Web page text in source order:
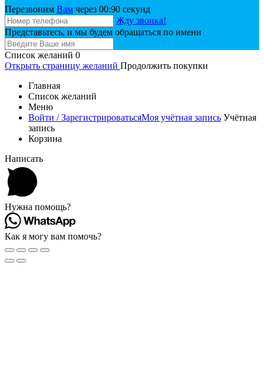
Перезвоним Вам через 00:90 секунд
Жду звонка!
Представьтесь, и мы будем обращаться по имени
Список желаний 0
Открыть страницу желаний Продолжить покупки
Главная
Список желаний
Меню
Войти / ЗарегистрироватьсяМоя учётная запись Учётная
запись
Корзина
Написать
Нужна помощь?
Как я могу вам помочь?